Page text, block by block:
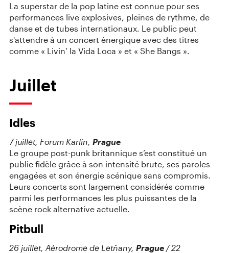
La superstar de la pop latine est connue pour ses
performances live explosives, pleines de rythme, de
danse et de tubes internationaux. Le public peut
s'attendre à un concert énergique avec des titres
comme « Livin’ la Vida Loca » et « She Bangs ».
Juillet
Idles
7 juillet, Forum Karlín, Prague
Le groupe post-punk britannique s’est constitué un
public fidèle grâce à son intensité brute, ses paroles
engagées et son énergie scénique sans compromis.
Leurs concerts sont largement considérés comme
parmi les performances les plus puissantes de la
scène rock alternative actuelle.
Pitbull
26 juillet, Aérodrome de Letňany, Prague / 22